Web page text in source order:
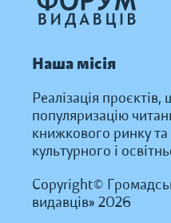
Наша місія
Реалізація
популяризацію
книжкового ринку
культурного і
Copyright©
видавців» 2026